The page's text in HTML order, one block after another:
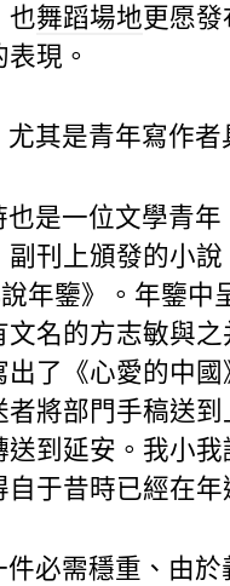
也舞蹈場地更愿
現。
其是青年寫作
是一位文學青
副刊上頒發的小
年鑒》。年鑒
名的方志敏與
了《心愛的中
將部門手稿送
到延安。我小
于昔時已經在年
必需穩重、由